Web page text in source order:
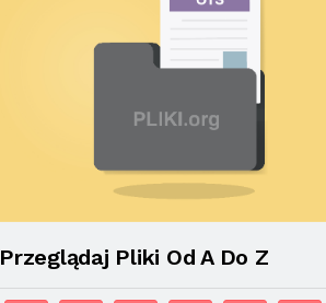
Przeglądaj Pliki Od A Do Z